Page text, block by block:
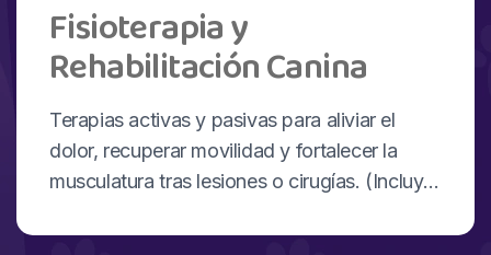
Fisioterapia y
Rehabilitación Canina
Terapias activas y pasivas para aliviar el
dolor, recuperar movilidad y fortalecer la
musculatura tras lesiones o cirugías. (Incluye
magnetoterapia y…